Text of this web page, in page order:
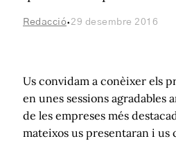
Redacció· 29 desembre 2016
Us convidam a conèixer els
en unes sessions agradables
de les empreses més
mateixos us presentaran i us